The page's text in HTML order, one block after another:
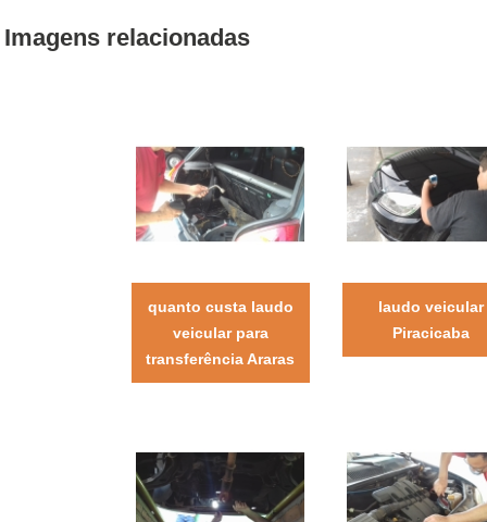
Imagens relacionadas
quanto custa laudo
veicular para
transferência Araras
laudo veicular
Piracicaba